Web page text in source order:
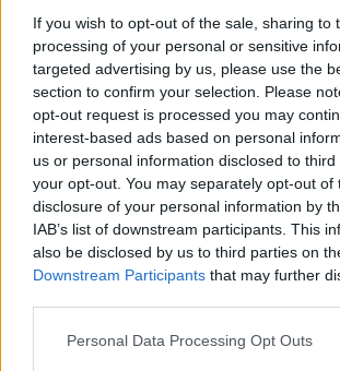
If you wish to opt-out of the sale, sharing to
processing of your personal or sensitive
targeted advertising by us, please use the
section to confirm your selection. Please
opt-out request is processed you may
interest-based ads based on personal
us or personal information disclosed to
your opt-out. You may separately opt-out of
disclosure of your personal information by
IAB’s list of downstream participants. This
also be disclosed by us to third parties on
Downstream Participants that may further
Personal Data Processing Opt Outs
Μαρίνες: Χρυσωρυχείο για